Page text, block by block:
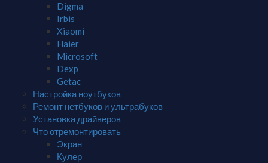
Digma
Irbis
Xiaomi
Haier
Microsoft
Dexp
Getac
Настройка ноутбуков
Ремонт нетбуков и ультрабуков
Установка драйверов
Что отремонтировать
Экран
Кулер